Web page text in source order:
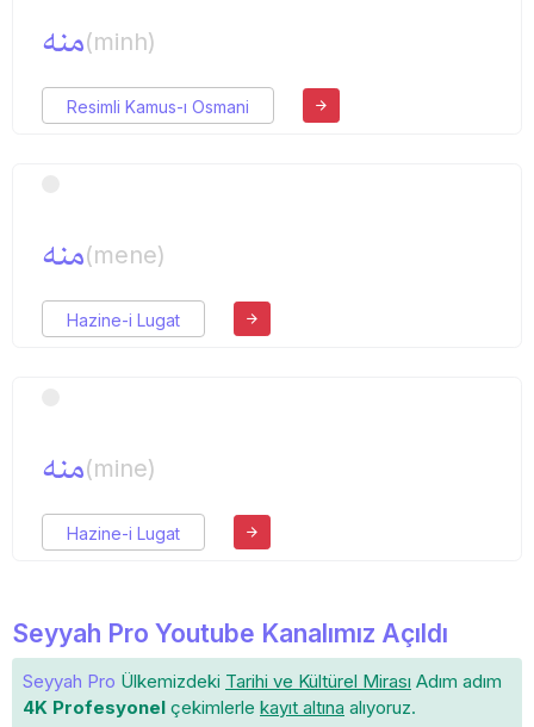
منه(minh)
Resimli Kamus-ı Osmani
منه(mene)
Hazine-i Lugat
منه(mine)
Hazine-i Lugat
Seyyah Pro Youtube Kanalımız Açıldı
Seyyah Pro Ülkemizdeki Tarihi ve Kültürel Mirası Adım adım
4K Profesyonel çekimlerle kayıt altına alıyoruz.